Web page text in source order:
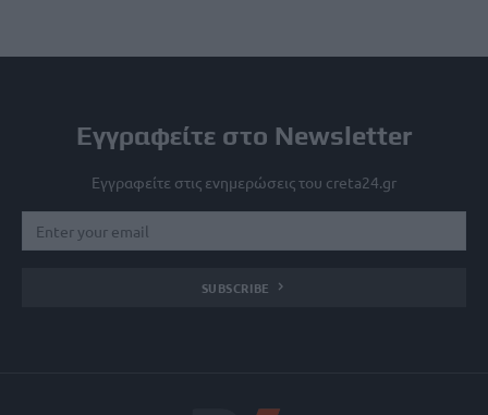
Εγγραφείτε στο Newsletter
Εγγραφείτε στις ενημερώσεις του creta24.gr
SUBSCRIBE